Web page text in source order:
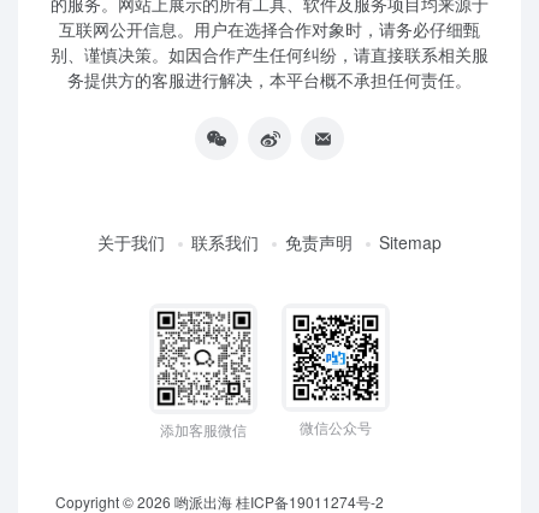
互联网公开信息。用户在选择合作对象时，请务必仔细甄
别、谨慎决策。如因合作产生任何纠纷，请直接联系相关服
务提供方的客服进行解决，本平台概不承担任何责任。
关于我们 联系我们 免责声明 Sitemap
添加客服微信 微信公众号
Copyright © 2026 哟派出海桂ICP备19011274号-2